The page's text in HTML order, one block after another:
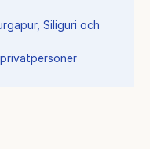
Siliguri och